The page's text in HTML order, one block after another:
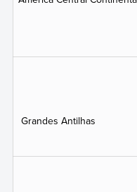
Grandes Antilhas